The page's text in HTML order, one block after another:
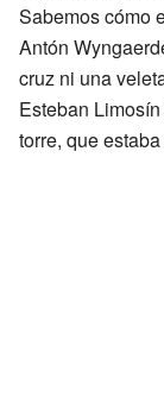
Sabemos cómo
Antón
cruz ni una
Esteban
torre, que